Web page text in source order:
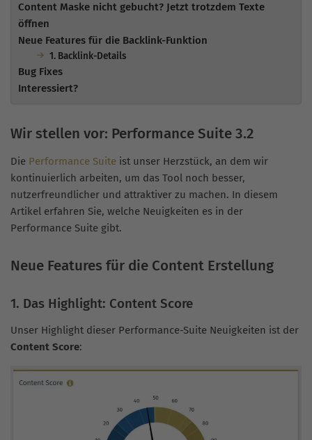
Content Maske nicht gebucht? Jetzt trotzdem Texte
öffnen
Neue Features für die Backlink-Funktion
1. Backlink-Details
Bug Fixes
Interessiert?
Wir stellen vor: Performance Suite 3.2
Die Performance Suite ist unser Herzstück, an dem wir
kontinuierlich arbeiten, um das Tool noch besser,
nutzerfreundlicher und attraktiver zu machen. In diesem
Artikel erfahren Sie, welche Neuigkeiten es in der
Performance Suite gibt.
Neue Features für die Content Erstellung
1. Das Highlight: Content Score
Unser Highlight dieser Performance-Suite Neuigkeiten ist der
Content Score: